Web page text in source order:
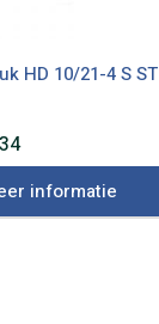
HD 10/21-4 S ST
informatie